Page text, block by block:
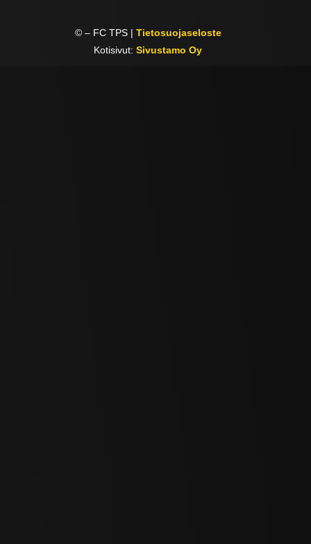
© – FC TPS | Tietosuojaseloste
Kotisivut:Sivustamo Oy